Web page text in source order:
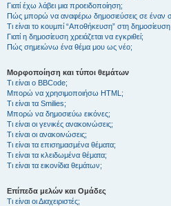
Γιατί έχω λάβει μια προειδοποίηση;
Πώς μπορώ να αναφέρω δημοσιεύσεις σε έναν
Τι είναι το κουμπί “Αποθήκευση” στη
Γιατί η δημοσίευση χρειάζεται να εγκριθεί;
Πώς σημειώνω ένα θέμα μου ως νέο;
Μορφοποίηση και τύποι θεμάτων
Τι είναι ο BBCode;
Μπορώ να χρησιμοποιήσω HTML;
Τι είναι τα Smilies;
Μπορώ να δημοσιεύω εικόνες;
Τι είναι οι γενικές ανακοινώσεις;
Τι είναι οι ανακοινώσεις;
Τι είναι τα επισημασμένα θέματα;
Τι είναι τα κλειδωμένα θέματα;
Τι είναι τα εικονίδια θεμάτων;
Επίπεδα μελών και Ομάδες
Τι είναι οι Διαχειριστές;